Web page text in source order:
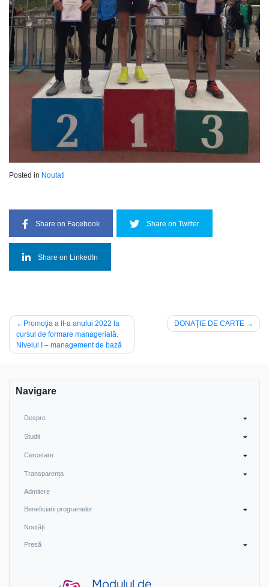
Posted in Noutati
Share on Facebook Share on Twitter
Share on LinkedIn
Navigare
în
articole
Promoţia a II-a anului 2022 la
cursul de formare managerială.
Nivelul I – management de bază
DONAŢIE DE CARTE
Navigare
Despre
Studii
Cercetare
Transparența
Admitere
Beneficiarii programelor
Noutăți
Presă